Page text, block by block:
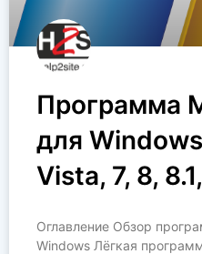
Программа
для
Vista, 7, 8,
Оглавление Обзор
Windows Лёгкая